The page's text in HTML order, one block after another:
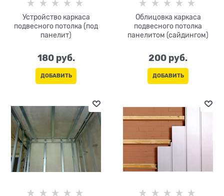
Устройство каркаса
подвесного потолка (под
панелит)
180 руб.
ДОБАВИТЬ
Облицовка каркаса
подвесного потолка
панелитом (сайдингом)
200 руб.
ДОБАВИТЬ